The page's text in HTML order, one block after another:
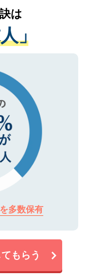
ついての厳密な
のみに付与され
取得済みです。
安心ください。
関の状況や紹介
なアドバイスを
にご転職をされ
ートが可能です
い。
は
」
多数保有
もらう